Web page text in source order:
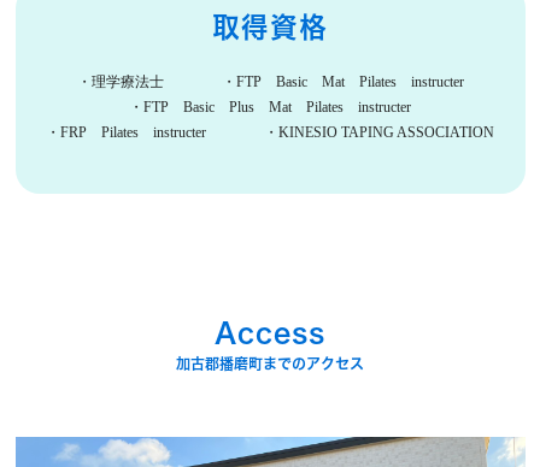
取得資格
・理学療法士 ・FTP Basic Mat Pilates instructer
・FTP Basic Plus Mat Pilates instructer
・FRP Pilates instructer ・KINESIO TAPING ASSOCIATION
Access
加古郡播磨町までのアクセス